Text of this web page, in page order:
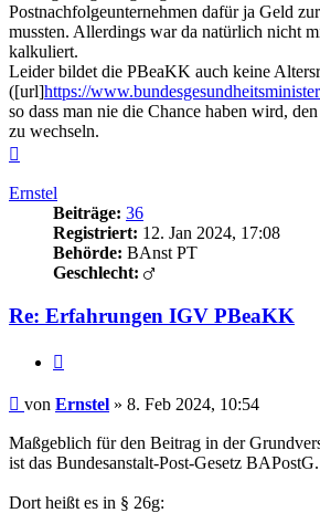
Postnachfolgeunternehmen dafür ja Geld
mussten. Allerdings war da natürlich nicht
kalkuliert.
Leider bildet die PBeaKK auch keine
([url]https://
so dass man nie die Chance haben wird,
zu wechseln.
Ernstel
Beiträge: 36
Registriert: 12. Jan 2024, 17:08
Behörde: BAnst PT
Geschlecht:
Re: Erfahrungen IGV PBeaKK
Beitrag
von Ernstel » 8. Feb 2024, 10:54
Maßgeblich für den Beitrag in der
ist das Bundesanstalt-Post-Gesetz BAPostG.
Dort heißt es in § 26g: